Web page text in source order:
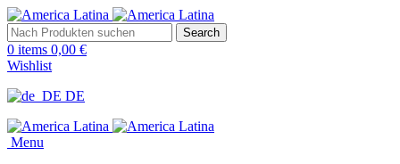
Search
0 items 0,00 €
Wishlist
DE
Menu